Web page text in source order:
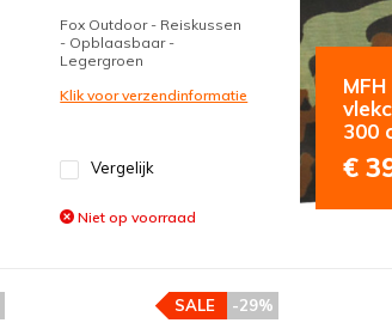
Fox Outdoor - Reiskussen
- Opblaasbaar -
Legergroen
Klik voor verzendinformatie
Vergelijk
Niet op voorraad
300
€
-29%
SALE